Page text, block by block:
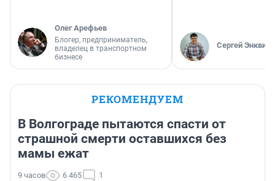
Олег Арефьев
Блогер, предприниматель,
владелец в транспортном
бизнесе
Сергей Энквист
РЕКОМЕНДУЕМ
В Волгограде пытаются спасти от
страшной смерти оставшихся без
мамы ежат
9 часов 6 465 1